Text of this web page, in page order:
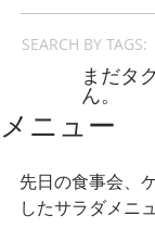
SEARCH BY TAGS:
まだタ
ん。
メニュー
先日の食事会、
したサラダメニ